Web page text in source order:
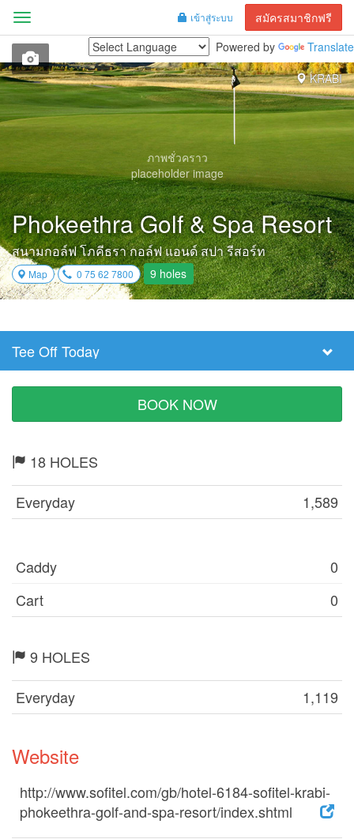
เข้าสู่ระบบ สมัครสมาชิกฟรี
Menu
Powered by
Translate
KRABI
ภาพชั่วคราว
placeholder image
Phokeethra Golf & Spa Resort
สนามกอล์ฟ โภคีธรา กอล์ฟ แอนด์ สปา รีสอร์ท
Map 0 75 62 7800 9 holes
Select
Tee
Time
Tee Off Today
BOOK NOW
18 HOLES
Everyday
1,589
Caddy
0
Cart
0
9 HOLES
Everyday
1,119
Website
http://www.sofitel.com/gb/hotel-6184-sofitel-krabi-
phokeethra-golf-and-spa-resort/index.shtml